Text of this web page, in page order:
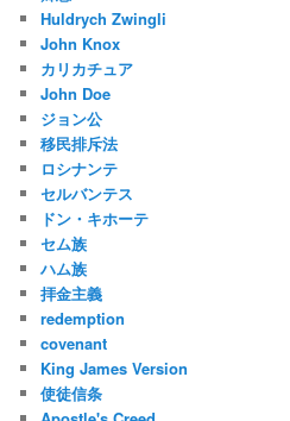
Huldrych Zwingli
John Knox
カリカチュア
John Doe
ジョン公
移民排斥法
ロシナンテ
セルバンテス
ドン・キホーテ
セム族
ハム族
拝金主義
redemption
covenant
King James Version
使徒信条